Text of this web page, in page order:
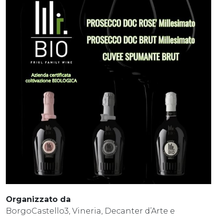
Organizzato da
BorgoCastello3, Vineria, Decanter d’Arte e